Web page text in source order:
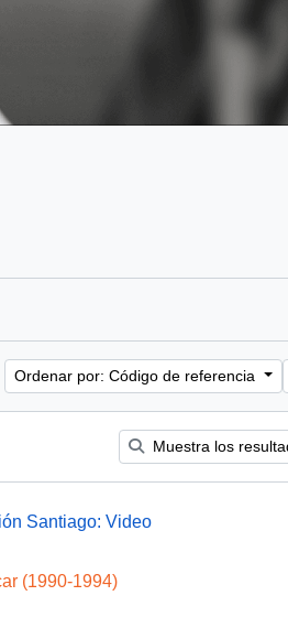
Ordenar por: Código de referencia
Muestra los
Santiago: Video
(1990-1994)